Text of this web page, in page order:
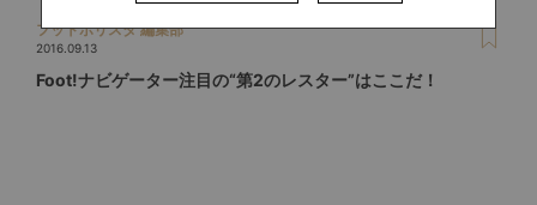
フットボリスタ 編集部
2016.09.13
Foot!ナビゲーター注目の“第2のレスター”はここだ！